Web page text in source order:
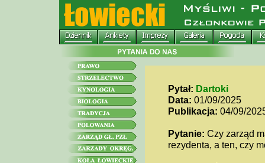
Pytał: Dartoki
Data: 01/09/2025
Publikacja: 04/09/
Pytanie: Czy zarząd
rezydenta, a ten, czy